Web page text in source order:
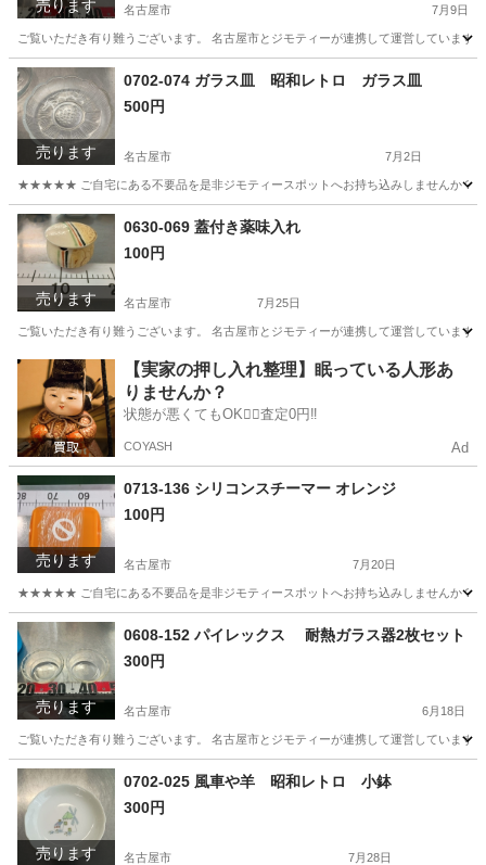
売ります 名古屋市 7月9日
ご覧いただき有り難うございます。 名古屋市とジモティーが連携して運営してい
愛知 名古屋市 リユース
売ります
0702-074 ガラス皿 昭和レトロ ガラス皿
500円
名古屋市 7月2日
★★★★★ ご自宅にある不要品を是非ジモティースポットへお持ち込みしませんか？
愛知 名古屋市 ガラス
売ります
0630-069 蓋付き薬味入れ
100円
名古屋市 7月25日
ご覧いただき有り難うございます。 名古屋市とジモティーが連携して運営してい
愛知 名古屋市 食器 リユース
【実家の押し入れ整理】眠っている人形あ
りませんか？
状態が悪くてもOK🙆‍♀️査定0円‼️
COYASH Ad
売ります
0713-136 シリコンスチーマー オレンジ
100円
名古屋市 7月20日
★★★★★ ご自宅にある不要品を是非ジモティースポットへお持ち込みしませんか？
愛知 名古屋市 スチーマー
売ります
0608-152 パイレックス 耐熱ガラス器2枚セット
300円
名古屋市 6月18日
ご覧いただき有り難うございます。 名古屋市とジモティーが連携して運営してい
愛知 名古屋市 リユース
売ります
0702-025 風車や羊 昭和レトロ 小鉢
300円
名古屋市 7月28日